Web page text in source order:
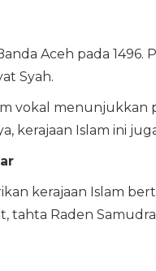
Aceh pada
Syah.
vokal menunjukkan
kerajaan Islam ini
kerajaan Islam
tahta Raden